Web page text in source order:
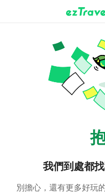
我們到處都
別擔心，還有更多好玩